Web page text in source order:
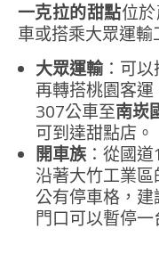
一克拉的甜點位
車或搭乘大眾運輸
大眾運輸：可以
再轉搭桃園客
307公車至南崁
可到達甜點店。
開車族 ：從國
沿著大竹工業
公有停車格，
門口可以暫停一